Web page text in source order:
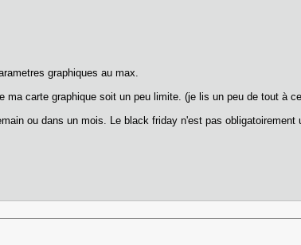
graphiques au max.
ma carte graphique soit un peu limite. (je lis un peu de tout à
ou dans un mois. Le black friday n'est pas